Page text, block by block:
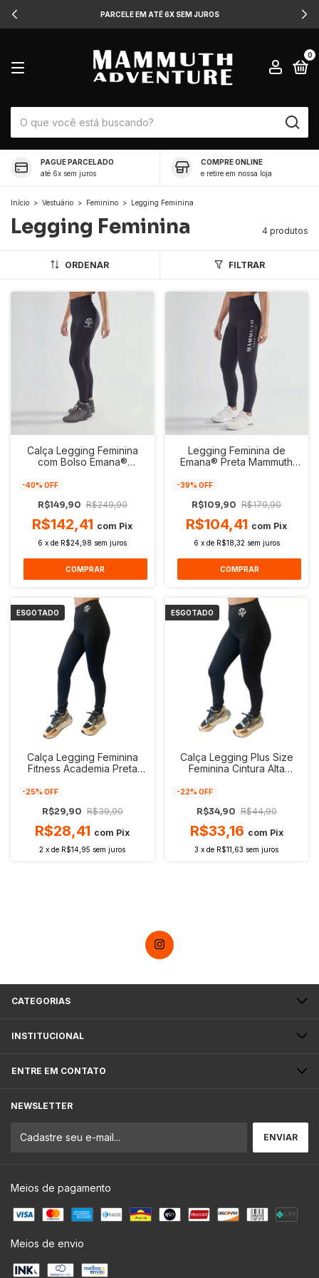
PARCELE EM ATÉ 6X SEM JUROS
0
PAGUE PARCELADO
até 6x sem juros
COMPRE ONLINE
e retire em nossa loja
Início > Vestuário > Feminino > Legging Feminina
Legging Feminina 4 produtos
ORDENAR FILTRAR
Calça Legging Feminina
com Bolso Emana®
Performance I UV50+
-40% OFF
R$149,90 R$249,90
R$142,41 com Pix
6 xde R$24,98 sem juros
COMPRAR
Legging Feminina de
Emana® Preta Mammuth
Transparência UV50+
-39% OFF
R$109,90 R$179,90
R$104,41 com Pix
6 x de R$18,32 sem juros
COMPRAR
ESGOTADO
Calça Legging Feminina
Fitness Academia Preta
Adventure
-25% OFF
R$29,90 R$39,90
R$28,41 com Pix
2 xde R$14,95 sem juros
ESGOTADO
Calça Legging Plus Size
Feminina Cintura Alta
-22% OFF
R$34,90 R$44,90
R$33,16 com Pix
3 xde R$11,63 sem juros
CATEGORIAS
INSTITUCIONAL
ENTRE EM CONTATO
NEWSLETTER
Meios de pagamento
Meios de envio